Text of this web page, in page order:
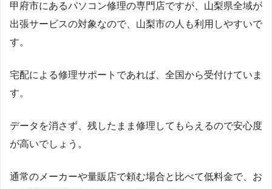
甲府市にあるパソコン修理の専門店ですが、山梨県全域が
出張サービスの対象なので、山梨市の人も利用しやすいで
す。
宅配による修理サポートであれば、全国から受付けていま
す。
データを消さず、残したまま修理してもらえるので安心度
が高いでしょう。
通常のメーカーや量販店で頼む場合と比べて低料金で、お